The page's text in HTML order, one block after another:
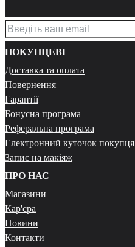
ПОКУПЦЕВІ
Доставка та оплата
Повернення
Гарантії
Бонусна програма
Реферальна програма
Електронний куточок покупця
Запис на макіяж
ПРО НАС
Магазини
Кар'єра
Новини
Контакти